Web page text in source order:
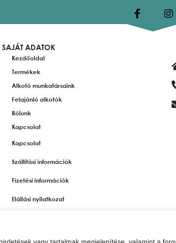
vagy tartalmak megjelenítése, valamint a
SAJÁT ADATOK
Kezdőoldal
Termékek
Alkotó munkatársaink
Felajánló alkotók
Rólunk
Kapcsolat
Kapcsolat
Szállítási információk
Fizetési információk
Elállási nyilatkozat